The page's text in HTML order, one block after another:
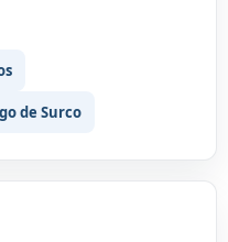
de Surco